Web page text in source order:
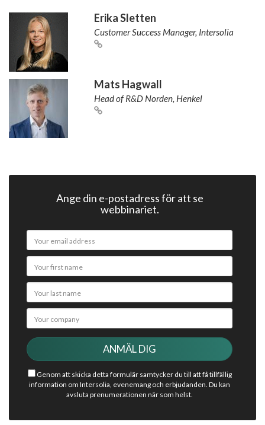
Erika Sletten
Customer Success Manager, Intersolia
Mats Hagwall
Head of R&D Norden, Henkel
Ange din e-postadress för att se
webbinariet.
Genom att skicka detta formulär samtycker du till att få tillfällig
information om Intersolia, evenemang och erbjudanden. Du kan
avsluta prenumerationen när som helst.